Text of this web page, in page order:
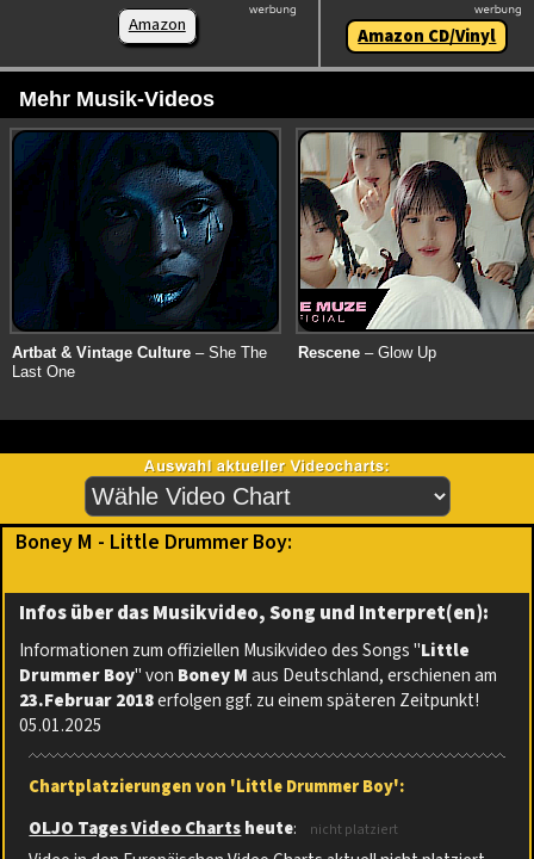
Amazon Amazon CD/Vinyl
Mehr Musik-Videos
Artbat & Vintage Culture – She The
Last One
Rescene – Glow Up
Boney M - Little Drummer Boy:
Infos über das Musikvideo, Song und Interpret(en):
Informationen zum offiziellen Musikvideo des Songs "Little
Drummer Boy" von Boney Maus Deutschland, erschienen am
23.Februar 2018erfolgen ggf. zu einem späteren Zeitpunkt!
05.01.2025
Chartplatzierungen von 'Little Drummer Boy':
OLJO Tages Video Chartsheute: nicht platziert